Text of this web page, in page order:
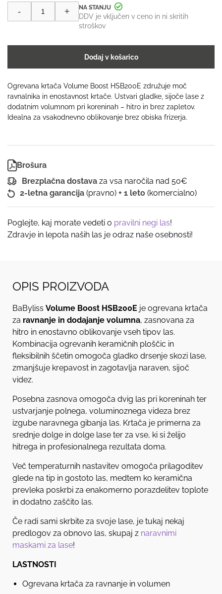
-
krtača
HSB200E
BaByliss
količina
+
DDV je vključen v ceno in ni skritih
stroškov
Dodaj v košarico
Ogrevana krtača Volume Boost HSB200E združuje moč
ravnalnika in enostavnost krtače. Ustvari gladke, sijoče lase z
dodatnim volumnom pri koreninah – hitro in brez zapletov.
Idealna za vsakodnevno oblikovanje brez obiska frizerja.
Brošura
Brezplačna dostava za vsa naročila nad 50€
2-letna garancija (pravno) + 1 leto (komercialno)
Poglejte, kaj morate vedeti o pravilni negi las!
Zdravje in lepota naših las je odraz naše osebnosti!
OPIS PROIZVODA
BaByliss Volume Boost HSB200E je ogrevana krtača
za ravnanje in dodajanje volumna, zasnovana za
hitro in enostavno oblikovanje vseh tipov las.
Kombinacija ogrevanih keramičnih ploščic in
fleksibilnih ščetin omogoča gladko drsenje skozi lase,
zmanjšuje krepavost in zagotavlja naraven, sijoč
videz.
Posebna zasnova omogoča dvig las pri koreninah ter
ustvarjanje polnega, voluminoznega videza brez
izgube naravnega gibanja las. Krtača je primerna za
srednje dolge in dolge lase ter za vse, ki si želijo
hitrega in profesionalnega rezultata doma.
Več temperaturnih nastavitev omogoča prilagoditev
glede na tip in gostoto las, medtem ko keramična
prevleka poskrbi za enakomerno porazdelitev toplote
in dodatno zaščito las.
Če radi sami skrbite za svoje lase, je tukaj nekaj
predlogov za obnovo las, skupaj z naravnimi
maskami za lase!
LASTNOSTI
Ogrevana krtača za ravnanje in volumen